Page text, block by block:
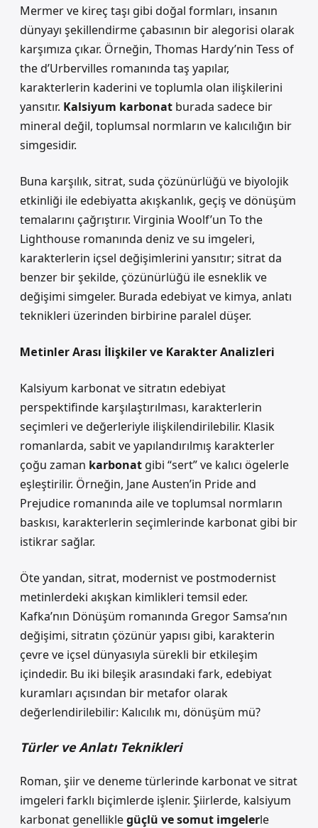
Mermer ve kireç taşı gibi doğal formları, insanın
dünyayı şekillendirme çabasının bir alegorisi olarak
karşımıza çıkar. Örneğin, Thomas Hardy’nin Tess of
the d’Urbervilles romanında taş yapılar,
karakterlerin kaderini ve toplumla olan ilişkilerini
yansıtır. Kalsiyum karbonat burada sadece bir
mineral değil, toplumsal normların ve kalıcılığın bir
simgesidir.
Buna karşılık, sitrat, suda çözünürlüğü ve biyolojik
etkinliği ile edebiyatta akışkanlık, geçiş ve dönüşüm
temalarını çağrıştırır. Virginia Woolf’un To the
Lighthouse romanında deniz ve su imgeleri,
karakterlerin içsel değişimlerini yansıtır; sitrat da
benzer bir şekilde, çözünürlüğü ile esneklik ve
değişimi simgeler. Burada edebiyat ve kimya, anlatı
teknikleri üzerinden birbirine paralel düşer.
Metinler Arası İlişkiler ve Karakter Analizleri
Kalsiyum karbonat ve sitratın edebiyat
perspektifinde karşılaştırılması, karakterlerin
seçimleri ve değerleriyle ilişkilendirilebilir. Klasik
romanlarda, sabit ve yapılandırılmış karakterler
çoğu zaman karbonat gibi “sert” ve kalıcı ögelerle
eşleştirilir. Örneğin, Jane Austen’in Pride and
Prejudice romanında aile ve toplumsal normların
baskısı, karakterlerin seçimlerinde karbonat gibi bir
istikrar sağlar.
Öte yandan, sitrat, modernist ve postmodernist
metinlerdeki akışkan kimlikleri temsil eder.
Kafka’nın Dönüşüm romanında Gregor Samsa’nın
değişimi, sitratın çözünür yapısı gibi, karakterin
çevre ve içsel dünyasıyla sürekli bir etkileşim
içindedir. Bu iki bileşik arasındaki fark, edebiyat
kuramları açısından bir metafor olarak
değerlendirilebilir: Kalıcılık mı, dönüşüm mü?
Türler ve Anlatı Teknikleri
Roman, şiir ve deneme türlerinde karbonat ve sitrat
imgeleri farklı biçimlerde işlenir. Şiirlerde, kalsiyum
karbonat genelliklegüçlü ve somut imgelerle